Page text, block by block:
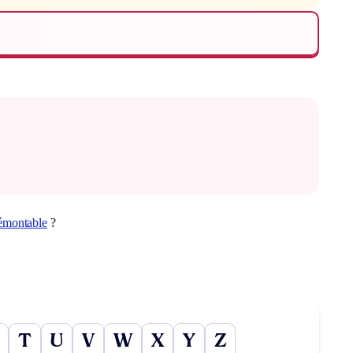
?
T U V W X Y Z